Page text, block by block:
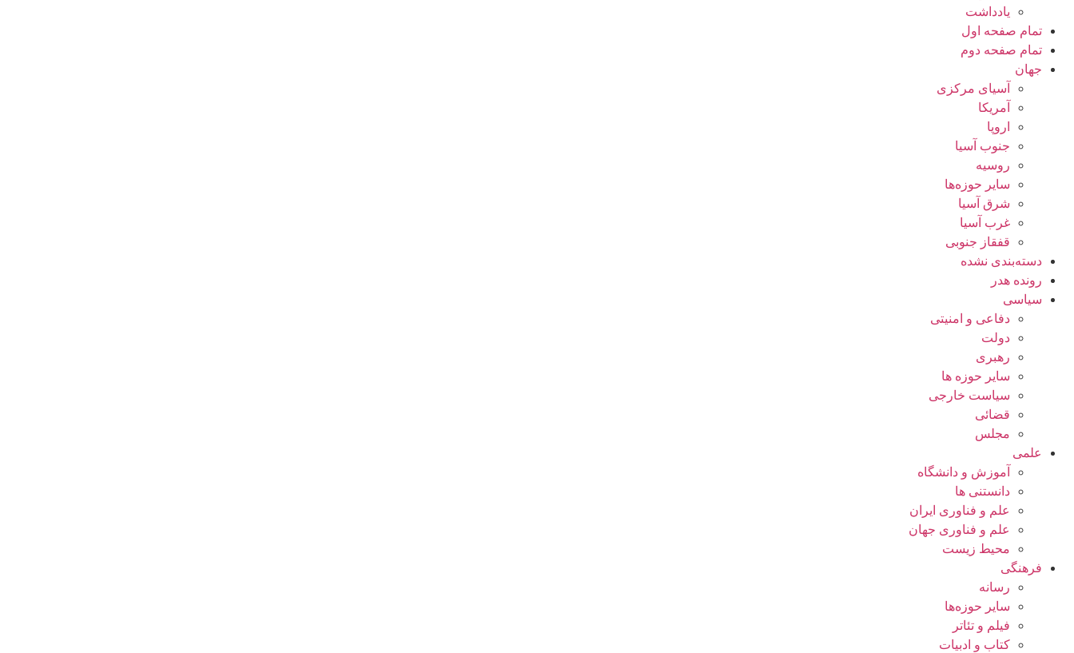
یادداشت
تمام صفحه اول
تمام صفحه دوم
جهان
آسیای مرکزی
آمریکا
اروپا
جنوب آسیا
روسیه
سایر حوزه‌ها
شرق آسیا
غرب آسیا
قفقاز جنوبی
دسته‌بندی نشده
رونده هدر
سیاسی
دفاعی و امنیتی
دولت
رهبری
سایر حوزه ها
سیاست خارجی
قضائی
مجلس
علمی
آموزش و دانشگاه
دانستنی ها
علم و فناوری ایران
علم و فناوری جهان
محیط زیست
فرهنگی
رسانه
سایر حوزه‌ها
فیلم و تئاتر
کتاب و ادبیات